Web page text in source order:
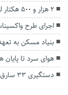
۲ هزار و ۵۰۰ هکتار از مزارع گندم گلستان درگیر بیماری شد
اجرای طرح
بنیاد مسکن به تعهد احداث ۴۰۰ هزار واحد
هوای سرد تا
دستگیری ۳۳ سارق در اجرای طرح امنیت محله محور در گنبد